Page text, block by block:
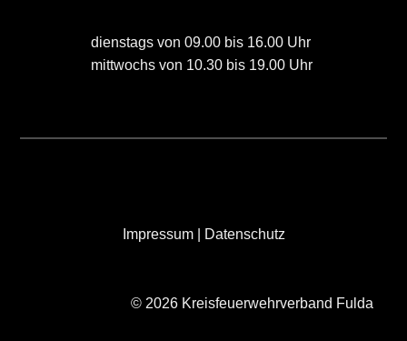
dienstags von 09.00 bis 16.00 Uhr
mittwochs von 10.30 bis 19.00 Uhr
Impressum| Datenschutz
© 2026 Kreisfeuerwehrverband Fulda